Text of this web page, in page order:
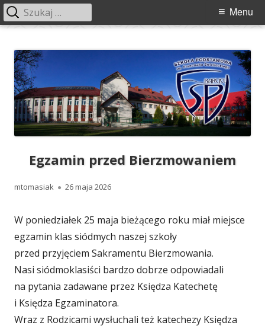
treści
Świebockiego w Barcicach
Menu
Menu
Szukaj:
Egzamin przed Bierzmowaniem
Autor
mtomasiak Opublikowano
26 maja 2026
W poniedziałek 25 maja bieżącego roku miał miejsce
egzamin klas siódmych naszej szkoły
przed przyjęciem Sakramentu Bierzmowania.
Nasi siódmoklasiści bardzo dobrze odpowiadali
na pytania zadawane przez Księdza Katechetę
i Księdza Egzaminatora.
Wraz z Rodzicami wysłuchali też katechezy Księdza